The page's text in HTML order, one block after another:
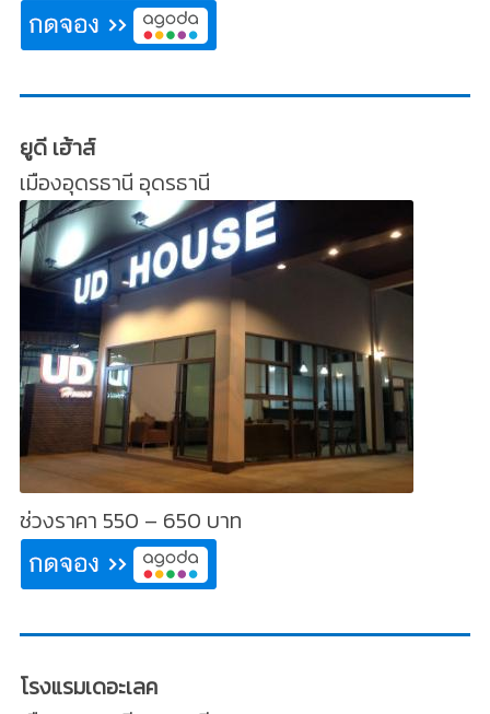
ยูดี เฮ้าส์
เมืองอุดรธานี อุดรธานี
ช่วงราคา 550 – 650 บาท
โรงแรมเดอะเลค